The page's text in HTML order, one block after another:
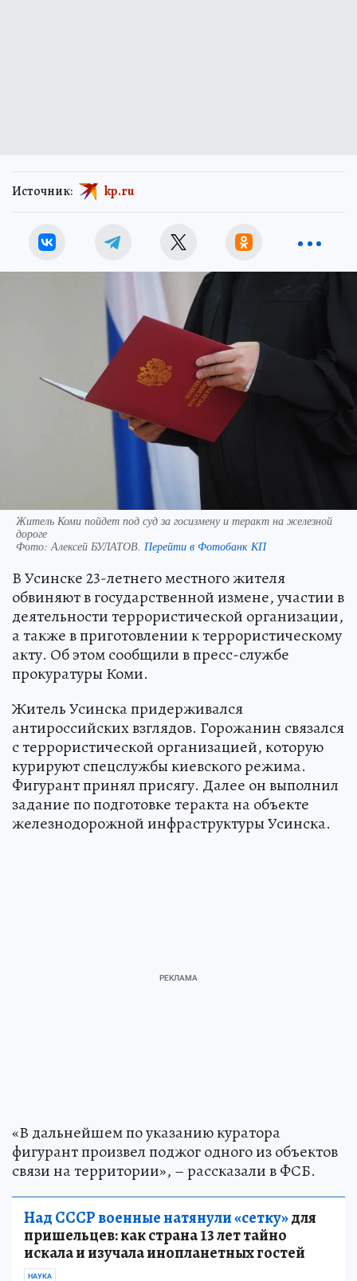
Источник: kp.ru
Житель Коми пойдет под суд за госизмену и теракт на железной
дороге
Фото: Алексей БУЛАТОВ. Перейти в Фотобанк КП
В Усинске 23-летнего местного жителя
обвиняют в государственной измене, участии в
деятельности террористической организации,
а также в приготовлении к террористическому
акту. Об этом сообщили в пресс-службе
прокуратуры Коми.
Житель Усинска придерживался
антироссийских взглядов. Горожанин связался
с террористической организацией, которую
курируют спецслужбы киевского режима.
Фигурант принял присягу. Далее он выполнил
задание по подготовке теракта на объекте
железнодорожной инфраструктуры Усинска.
«В дальнейшем по указанию куратора
фигурант произвел поджог одного из объектов
связи на территории», – рассказали в ФСБ.
Над СССР военные натянули «сетку»для
пришельцев: как страна 13 лет тайно
искала и изучала инопланетных гостей
НАУКА